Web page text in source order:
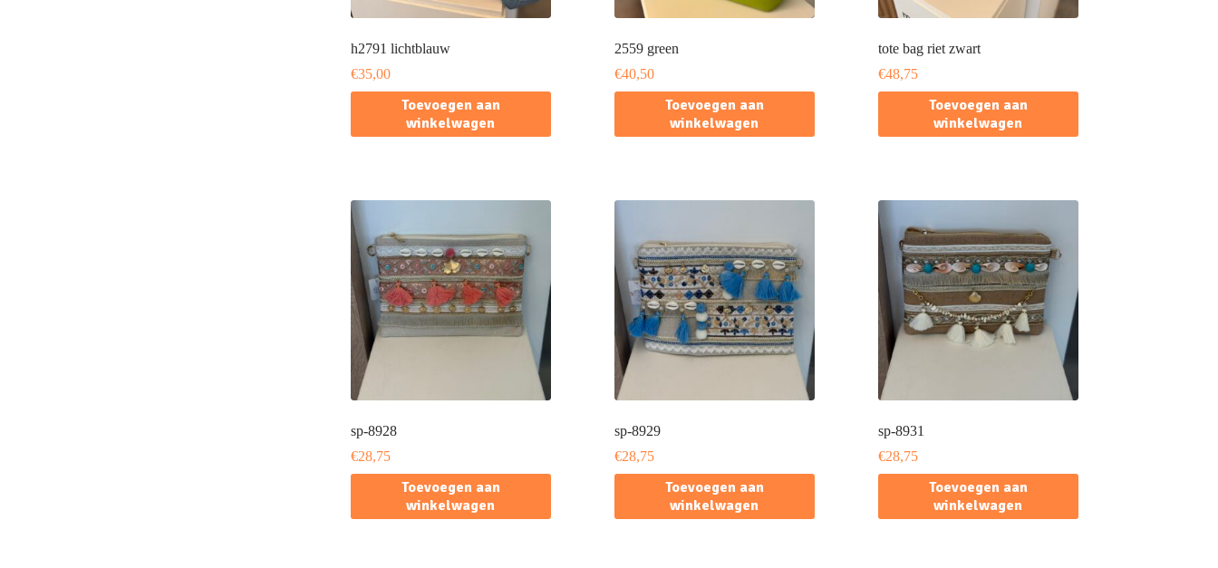
h2791 lichtblauw
€35,00
Toevoegen aan
winkelwagen
2559 green
€40,50
Toevoegen aan
winkelwagen
tote bag riet zwart
€48,75
Toevoegen aan
winkelwagen
sp-8928
€28,75
Toevoegen aan
winkelwagen
sp-8929
€28,75
Toevoegen aan
winkelwagen
sp-8931
€28,75
Toevoegen aan
winkelwagen